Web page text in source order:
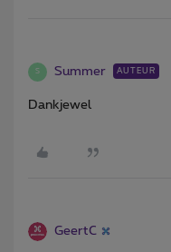
S Summer AUTEUR
Dankjewel
GeertC